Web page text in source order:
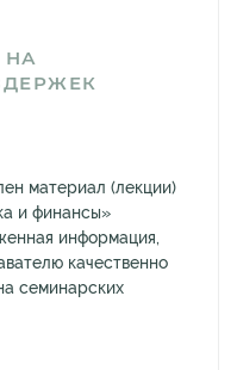
НА
материал (лекции)
и финансы»
информация,
качественно
семинарских